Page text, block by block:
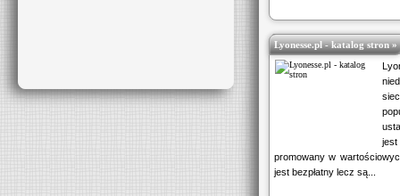
Lyonesse.pl - katalog stron »
promowany w
jest bezpłatny lecz są...